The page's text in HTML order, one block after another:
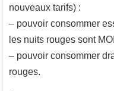
nouveaux tarifs) :
– pouvoir consommer
les nuits rouges sont
– pouvoir consommer
rouges.